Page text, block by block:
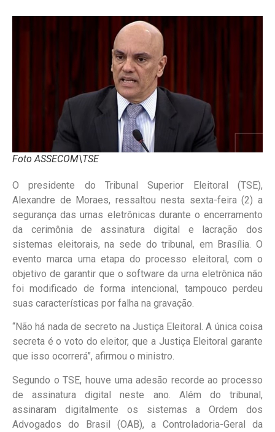
Foto ASSECOM\TSE
O presidente do Tribunal Superior Eleitoral (TSE),
Alexandre de Moraes, ressaltou nesta sexta-feira (2) a
segurança das urnas eletrônicas durante o encerramento
da cerimônia de assinatura digital e lacração dos
sistemas eleitorais, na sede do tribunal, em Brasília. O
evento marca uma etapa do processo eleitoral, com o
objetivo de garantir que o software da urna eletrônica não
foi modificado de forma intencional, tampouco perdeu
suas características por falha na gravação.
“Não há nada de secreto na Justiça Eleitoral. A única coisa
secreta é o voto do eleitor, que a Justiça Eleitoral garante
que isso ocorrerá”, afirmou o ministro.
Segundo o TSE, houve uma adesão recorde ao processo
de assinatura digital neste ano. Além do tribunal,
assinaram digitalmente os sistemas a Ordem dos
Advogados do Brasil (OAB), a Controladoria-Geral da